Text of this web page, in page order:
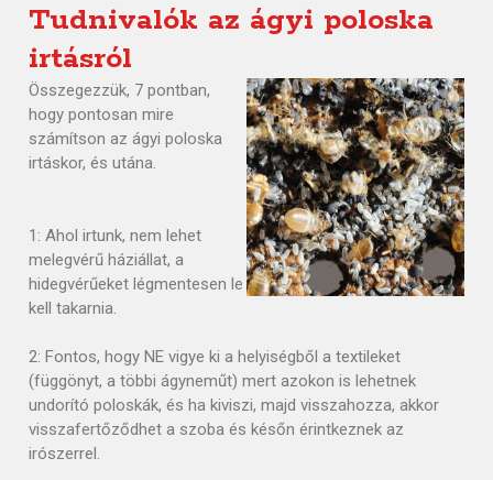
Tudnivalók az ágyi poloska
irtásról
Összegezzük, 7 pontban,
hogy pontosan mire
számítson az ágyi poloska
irtáskor, és utána.
1: Ahol irtunk, nem lehet
melegvérű háziállat, a
hidegvérűeket légmentesen le
kell takarnia.
2: Fontos, hogy NE vigye ki a helyiségből a textileket
(függönyt, a többi ágyneműt) mert azokon is lehetnek
undorító poloskák, és ha kiviszi, majd visszahozza, akkor
visszafertőződhet a szoba és későn érintkeznek az
irószerrel.